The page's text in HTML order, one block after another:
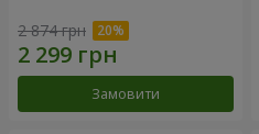
2 874 грн
Замовити